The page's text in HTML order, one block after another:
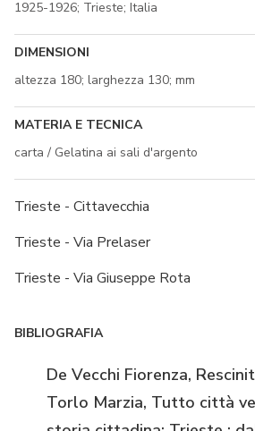
1925-1926; Trieste; Italia
DIMENSIONI
altezza 180; larghezza 130; mm
MATERIA E TECNICA
carta / Gelatina ai sali d'argento
Trieste - Cittavecchia
Trieste - Via Prelaser
Trieste - Via Giuseppe Rota
BIBLIOGRAFIA
De Vecchi Fiorenza,
Torlo Marzia, Tutto città